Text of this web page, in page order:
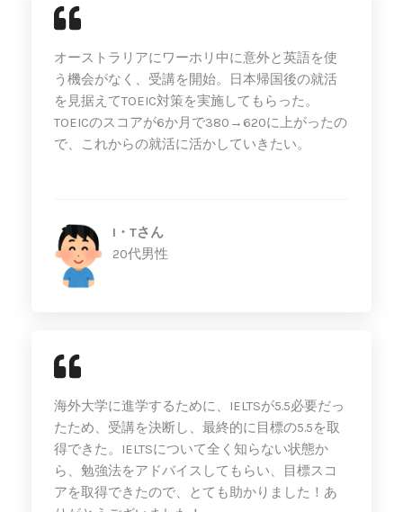
オーストラリアにワーホリ中に意外と英語を使
う機会がなく、受講を開始。日本帰国後の就活
を見据えてTOEIC対策を実施してもらった。
TOEICのスコアが6か月で380→620に上がったの
で、これからの就活に活かしていきたい。
I・Tさん
20代男性
海外大学に進学するために、IELTSが5.5必要だっ
たため、受講を決断し、最終的に目標の5.5を取
得できた。IELTSについて全く知らない状態か
ら、勉強法をアドバイスしてもらい、目標スコ
アを取得できたので、とても助かりました！あ